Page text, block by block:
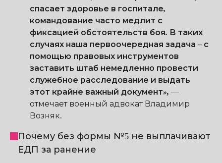
спасает здоровье в госпитале,
командование часто медлит с
фиксацией обстоятельств боя. В таких
случаях наша первоочередная задача – с
помощью правовых инструментов
заставить штаб немедленно провести
служебное расследование и выдать
этот крайне важный документ», —
отмечает военный адвокат Владимир
Возняк.
Почему без формы №5 не выплачивают
ЕДП за ранение